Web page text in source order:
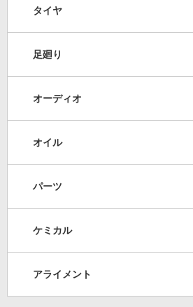
タイヤ
足廻り
オーディオ
オイル
パーツ
ケミカル
アライメント